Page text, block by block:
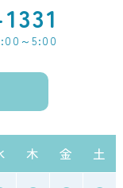
～5:00
木 金 土